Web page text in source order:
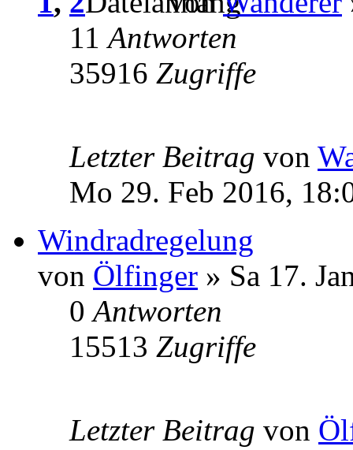
11Antworten
35916 Zugriffe
Letzter Beitrag von
Mo 29. Feb 2016,
Windradregelung
von Ölfinger » Sa 17.
0Antworten
15513 Zugriffe
Letzter Beitrag von